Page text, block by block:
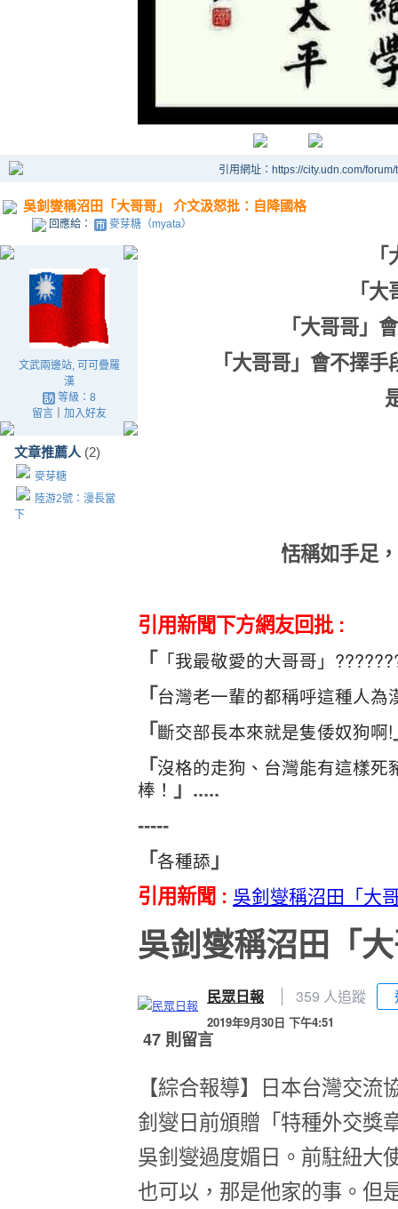
引用網址：https://city.udn.com/
吳釗燮稱沼田「大哥哥」 介文汲怒批：自降國格
回應給： 麥芽糖（myata）
文武兩邊站, 可可疊羅
漢
等級：8
留言｜ 加入好友
文章推薦人 (2)
麥芽糖
陸游2號：漫長當
下
「 大
「 大哥哥 」
「 大哥哥 」 會不擇手
恬稱如手足
引用新聞下方網友回批 :
「
「我最敬愛的大哥哥」
「 台灣老一輩的都稱呼這種人為
「 斷交部長本來就是隻倭奴狗啊!
「 沒格的走狗、台灣能有這樣
棒！ 」.....
-----
「 各種舔 」
引用新聞 : 吳釗燮稱沼田「大
吳釗燮稱沼田「
民眾日報 359 人追蹤
2019年9月30日 下午4:51
47 則留言
【綜合報導】日本台灣交
釗燮日前頒贈「特種外交獎
吳釗燮過度媚日。前駐紐大
也可以，那是他家的事。但